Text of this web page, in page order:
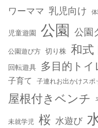
ワーママ 乳児向け
児童遊園 公園 公園
公園遊び方 切り株 和式
回転遊具 多目的トイ
子育て 子連れお出かけスポ
屋根付きベンチ
未就学児 桜 水遊び